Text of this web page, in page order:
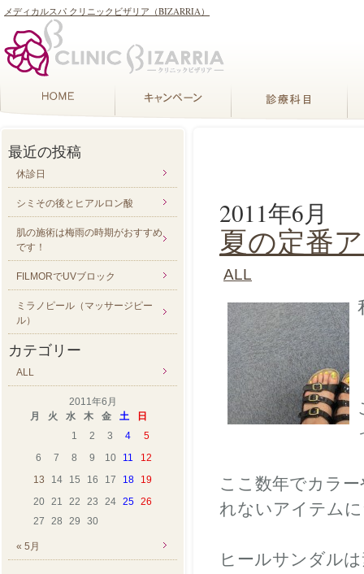
メディカルスパ クリニックビザリア（BIZARRIA）
2011年6月
夏の定番
ALL
ここ数年でカラ
れないアイテム
ヒールサンダル
最近の投稿
休診日
シミその後とヒアルロン酸
肌の施術は梅雨の時期がおすすめ
です！
FILMORでUVブロック
ミラノピール（マッサージピー
ル）
カテゴリー
ALL
2011年6月
月
火 水 木 金 土
日
1
2 3 4
5
6
7 8 9 10 11
12
13
14 15 16 17 18
19
20
21 22 23 24 25
26
27
28 29 30
« 5月